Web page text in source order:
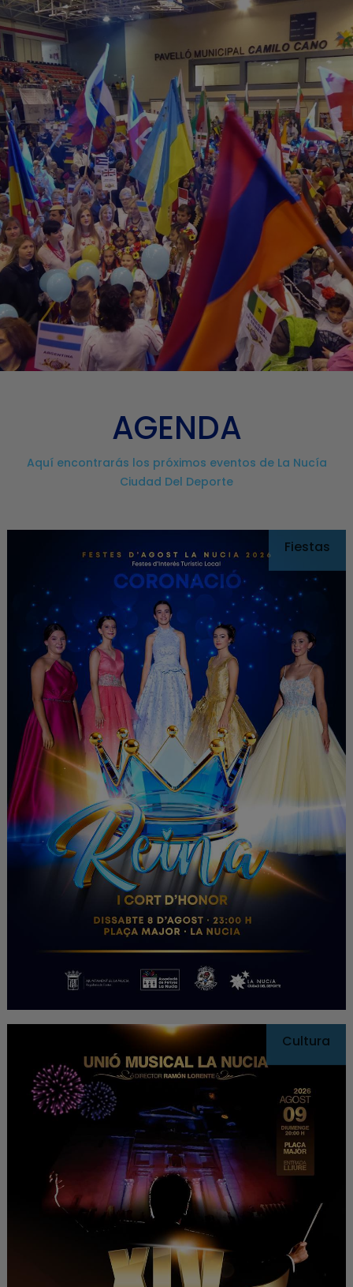
AGENDA
Aquí encontrarás los próximos eventos de La Nucía
Ciudad Del Deporte
Fiestas
Cultura